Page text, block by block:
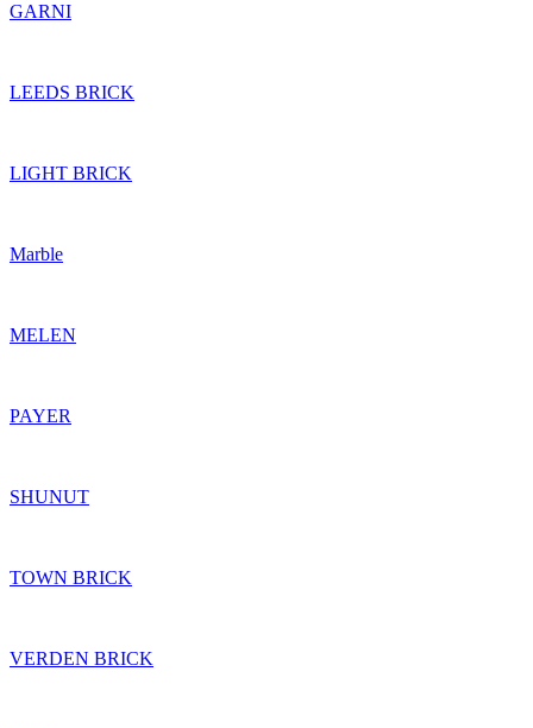
GARNI
LEEDS BRICK
LIGHT BRICK
Marble
MELEN
PAYER
SHUNUT
TOWN BRICK
VERDEN BRICK